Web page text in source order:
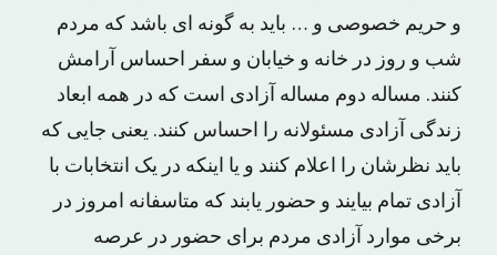
و حریم خصوصی و … باید به گونه ای باشد که مردم
شب و روز در خانه و خیابان و سفر احساس آرامش
کنند. مساله دوم مساله آزادی است که در همه ابعاد
زندگی آزادی مسئولانه را احساس کنند. یعنی جایی که
باید نظرشان را اعلام کنند و یا اینکه در یک انتخابات با
آزادی تمام بیایند و حضور یابند که متاسفانه امروز در
برخی موارد آزادی مردم برای حضور در عرصه